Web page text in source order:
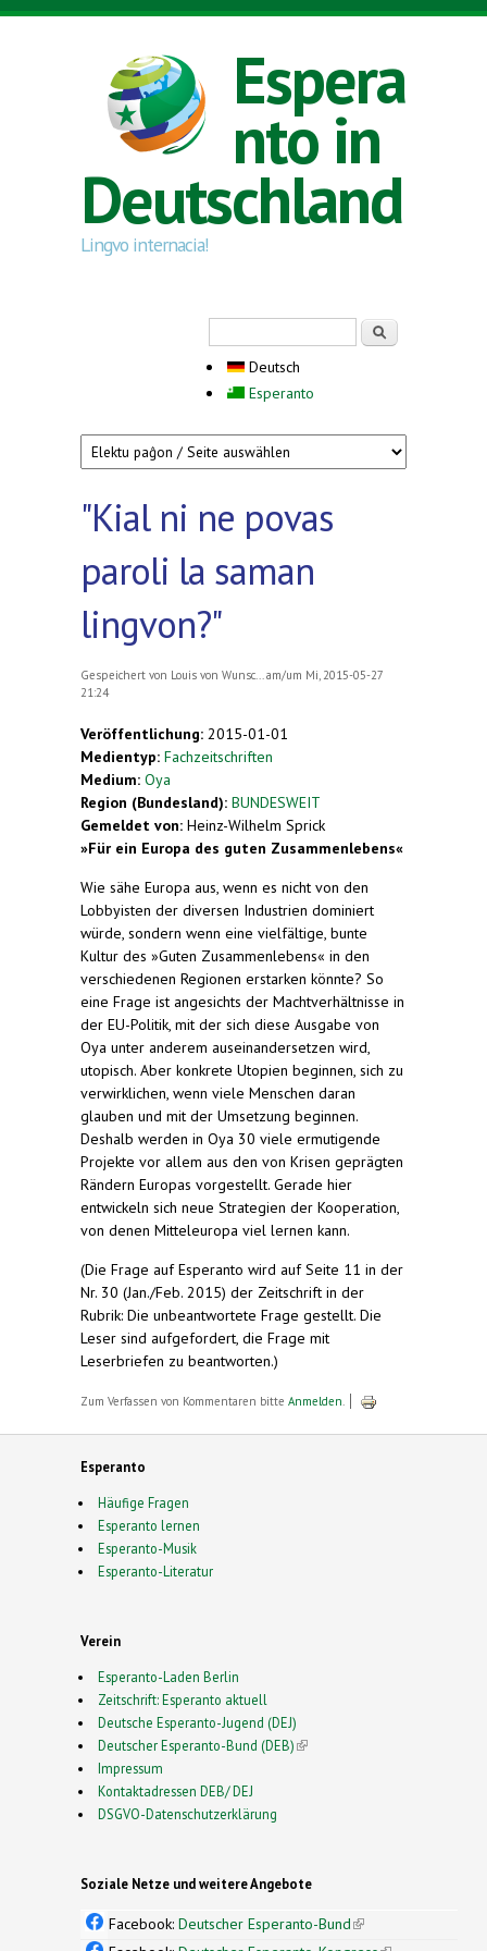
Direkt zum Inhalt
Espera
nto in
Deutschland
Lingvo internacia!
Deutsch
Esperanto
"Kial ni ne povas
paroli la saman
lingvon?"
Gespeichert von Louis von Wunsc...
am/um Mi, 2015-05-27
21:24
Veröffentlichung: 2015-01-01
Medientyp: Fachzeitschriften
Medium: Oya
Region (Bundesland): BUNDESWEIT
Gemeldet von: Heinz-Wilhelm Sprick
»Für ein Europa des guten Zusammenlebens«
Wie sähe Europa aus, wenn es nicht von den
Lobbyisten der diversen Industrien dominiert
würde, sondern wenn eine vielfältige, bunte
Kultur des »Guten Zusammenlebens« in den
verschiedenen Regionen erstarken könnte? So
eine Frage ist angesichts der Machtverhältnisse in
der EU-Politik, mit der sich diese Ausgabe von
Oya unter anderem auseinandersetzen wird,
utopisch. Aber konkrete Utopien beginnen, sich zu
verwirklichen, wenn viele Menschen daran
glauben und mit der Umsetzung beginnen.
Deshalb werden in Oya 30 viele ermutigende
Projekte vor allem aus den von Krisen geprägten
Rändern Europas vorgestellt. Gerade hier
entwickeln sich neue Strategien der Kooperation,
von denen Mitteleuropa viel lernen kann.
(Die Frage auf Esperanto wird auf Seite 11 in der
Nr. 30 (Jan./Feb. 2015) der Zeitschrift in der
Rubrik: Die unbeantwortete Frage gestellt. Die
Leser sind aufgefordert, die Frage mit
Leserbriefen zu beantworten.)
Zum Verfassen von Kommentaren bitte Anmelden
Esperanto
Häufige Fragen
Esperanto lernen
Esperanto-Musik
Esperanto-Literatur
Verein
Esperanto-Laden Berlin
Zeitschrift: Esperanto aktuell
Deutsche Esperanto-Jugend (DEJ)
Deutscher Esperanto-Bund (DEB)(link is external)
Impressum
Kontaktadressen DEB/ DEJ
DSGVO-Datenschutzerklärung
Soziale Netze und weitere Angebote
Facebook: Deutscher Esperanto-Bund(link is
external)